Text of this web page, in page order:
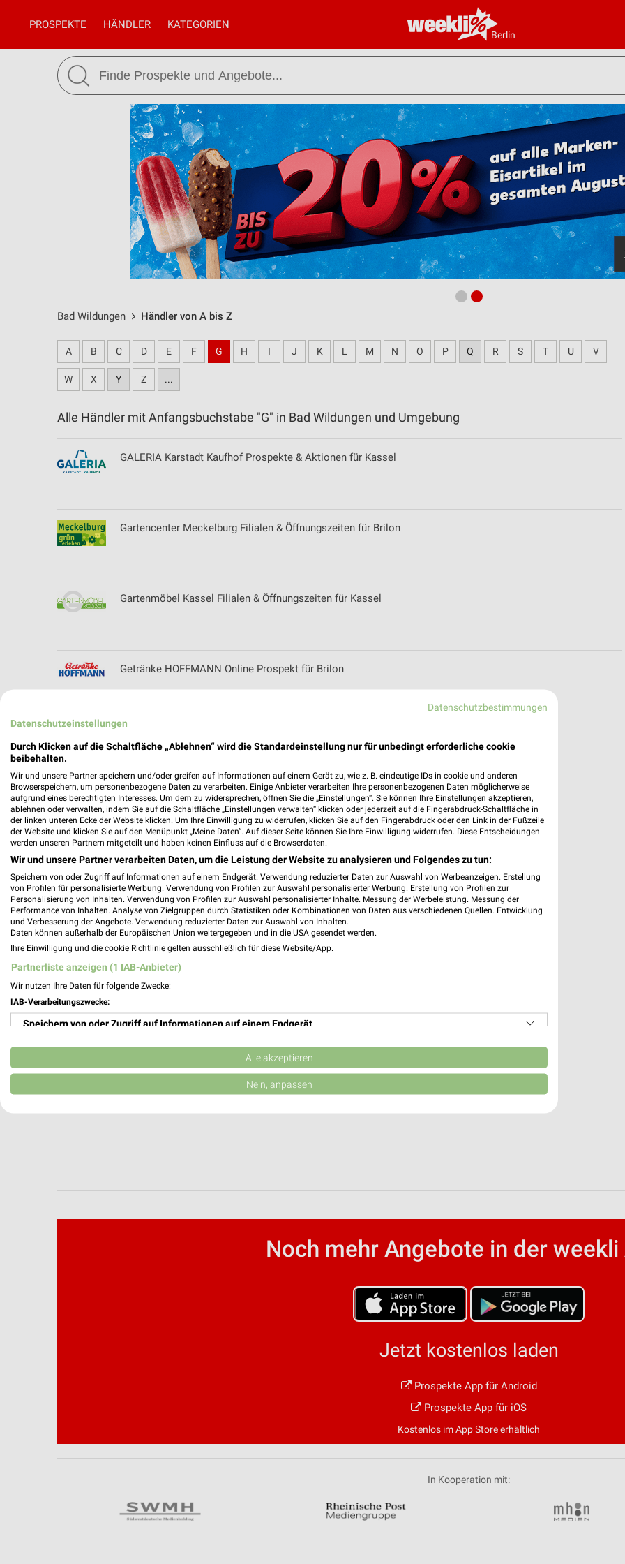
Berlin
PROSPEKTE HÄNDLER KATEGORIEN
Bad Wildungen Händler von A bis Z
A B C D E F G H I J K L M N O P Q R S T U V
W X Y Z ...
Alle Händler mit Anfangsbuchstabe "G" in Bad Wildungen und Umgebung
GALERIA Karstadt Kaufhof Prospekte & Aktionen für Kassel
Gartencenter Meckelburg Filialen & Öffnungszeiten für Brilon
Gartenmöbel Kassel Filialen & Öffnungszeiten für Kassel
Getränke HOFFMANN Online Prospekt für Brilon
Grauel Filialen & Öffnungszeiten für Allendorf (Eder)
Noch mehr Angebote in der weekli
Jetzt kostenlos laden
Prospekte App für Android
Prospekte App für iOS
Kostenlos im App Store erhältlich
In Kooperation mit:
Datenschutzbestimmungen
Datenschutzeinstellungen
Durch Klicken auf die Schaltfläche „Ablehnen“ wird die Standardeinstellung nur für unbedingt erforderliche cookie
beibehalten.
Wir und unsere Partner speichern und/oder greifen auf Informationen auf einem Gerät zu, wie z. B. eindeutige IDs in cookie und anderen
Browserspeichern, um personenbezogene Daten zu verarbeiten. Einige Anbieter verarbeiten Ihre personenbezogenen Daten möglicherweise
aufgrund eines berechtigten Interesses. Um dem zu widersprechen, öffnen Sie die „Einstellungen“. Sie können Ihre Einstellungen akzeptieren,
ablehnen oder verwalten, indem Sie auf die Schaltfläche „Einstellungen verwalten“ klicken oder jederzeit auf die Fingerabdruck-Schaltfläche in
der linken unteren Ecke der Website klicken. Um Ihre Einwilligung zu widerrufen, klicken Sie auf den Fingerabdruck oder den Link in der Fußzeile
der Website und klicken Sie auf den Menüpunkt „Meine Daten“. Auf dieser Seite können Sie Ihre Einwilligung widerrufen. Diese Entscheidungen
werden unseren Partnern mitgeteilt und haben keinen Einfluss auf die Browserdaten.
Wir und unsere Partner verarbeiten Daten, um die Leistung der Website zu analysieren und Folgendes zu tun:
Speichern von oder Zugriff auf Informationen auf einem Endgerät. Verwendung reduzierter Daten zur Auswahl von Werbeanzeigen. Erstellung
von Profilen für personalisierte Werbung. Verwendung von Profilen zur Auswahl personalisierter Werbung. Erstellung von Profilen zur
Personalisierung von Inhalten. Verwendung von Profilen zur Auswahl personalisierter Inhalte. Messung der Werbeleistung. Messung der
Performance von Inhalten. Analyse von Zielgruppen durch Statistiken oder Kombinationen von Daten aus verschiedenen Quellen. Entwicklung
und Verbesserung der Angebote. Verwendung reduzierter Daten zur Auswahl von Inhalten.
Daten können außerhalb der Europäischen Union weitergegeben und in die USA gesendet werden.
Ihre Einwilligung und die cookie Richtlinie gelten ausschließlich für diese Website/App.
Partnerliste anzeigen (1 IAB-Anbieter)
Wir nutzen Ihre Daten für folgende Zwecke:
IAB-Verarbeitungszwecke:
Speichern von oder Zugriff auf Informationen auf einem Endgerät
Verwendung reduzierter Daten zur Auswahl von Werbeanzeigen
Erstellung von Profilen für personalisierte Werbung
Analyse von Zielgruppen durch Statistiken oder Kombinationen von Daten aus verschiedenen
Alle akzeptieren
Nein, anpassen